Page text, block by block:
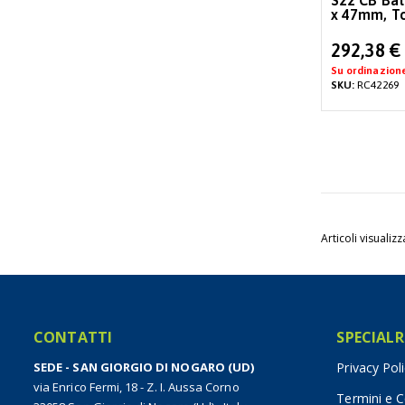
x 47mm,
Special
Price
292,38 €
Su
SKU:RC42269
Articoli
CONTATTI
SEDE - SAN GIORGIO DI NOGARO (UD)
via Enrico Fermi, 18 - Z. I. Aussa Corno
Privacy
Termini e